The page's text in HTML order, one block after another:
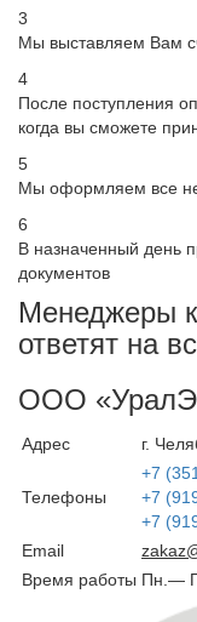
3
Мы выставляем Вам
4
После поступления
когда вы сможете
5
Мы оформляем все
6
В назначенный день
документов
Менеджеры
ответят на
ООО
Адрес г.
Телефоны
+7
+7
+7
Email
Время работы Пн.—